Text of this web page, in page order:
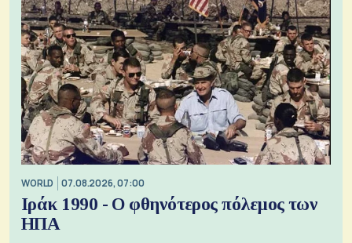
WORLD 07.08.2026, 07:00
Ιράκ 1990 - Ο φθηνότερος πόλεμος των
ΗΠΑ